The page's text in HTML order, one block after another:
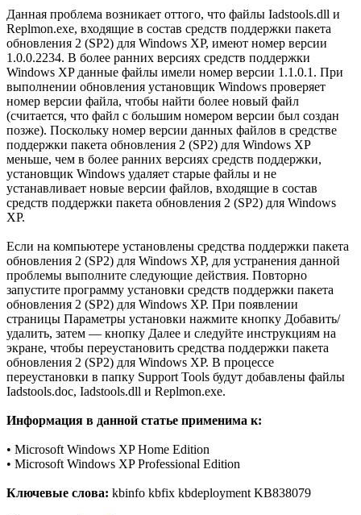
Данная проблема возникает оттого, что файлы Iadstools.dll и
Replmon.exe, входящие в состав средств поддержки пакета
обновления 2 (SP2) для Windows XP, имеют номер версии
1.0.0.2234. В более ранних версиях средств поддержки
Windows XP данные файлы имели номер версии 1.1.0.1. При
выполнении обновления установщик Windows проверяет
номер версии файла, чтобы найти более новый файл
(считается, что файл с большим номером версии был создан
позже). Поскольку номер версии данных файлов в средстве
поддержки пакета обновления 2 (SP2) для Windows XP
меньше, чем в более ранних версиях средств поддержки,
установщик Windows удаляет старые файлы и не
устанавливает новые версии файлов, входящие в состав
средств поддержки пакета обновления 2 (SP2) для Windows
XP.
Если на компьютере установлены средства поддержки пакета
обновления 2 (SP2) для Windows XP, для устранения данной
проблемы выполните следующие действия. Повторно
запустите программу установки средств поддержки пакета
обновления 2 (SP2) для Windows XP. При появлении
страницы Параметры установки нажмите кнопку Добавить/
удалить, затем — кнопку Далее и следуйте инструкциям на
экране, чтобы переустановить средства поддержки пакета
обновления 2 (SP2) для Windows XP. В процессе
переустановки в папку Support Tools будут добавлены файлы
Iadstools.doc, Iadstools.dll и Replmon.exe.
Информация в данной статье применима к:
• Microsoft Windows XP Home Edition
• Microsoft Windows XP Professional Edition
Ключевые слова: kbinfo kbfix kbdeployment KB838079